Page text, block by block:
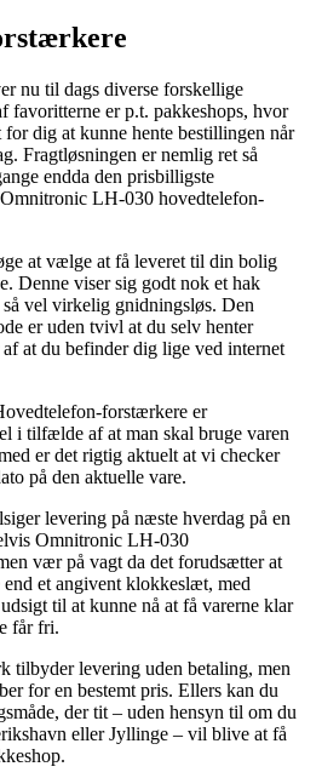
nu til dags diverse forskellige
favoritterne er p.t. pakkeshops, hvor
dig at kunne hente bestillingen når
Fragtløsningen er nemlig ret så
endda den prisbilligste
LH-030 hovedtelefon-
at vælge at få leveret til din bolig
Denne viser sig godt nok et hak
vel virkelig gnidningsløs. Den
er uden tvivl at du selv henter
at du befinder dig lige ved internet
forstærkere er
i tilfælde af at man skal bruge varen
er det rigtig aktuelt at vi checker
på den aktuelle vare.
levering på næste hverdag på en
Omnitronic LH-030
vær på vagt da det forudsætter at
et angivent klokkeslæt, med
til at kunne nå at få varerne klar
får fri.
tilbyder levering uden betaling, men
for en bestemt pris. Ellers kan du
der tit – uden hensyn til om du
eller Jyllinge – vil blive at få